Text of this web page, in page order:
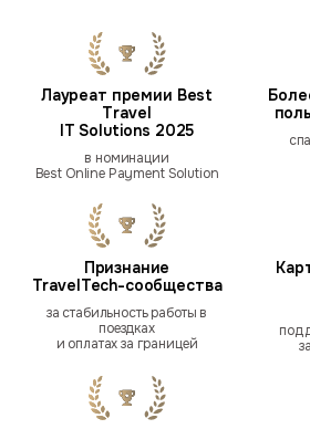
Лауреат премии Best
Travel
IT Solutions 2025
в номинации
Best Online Payment Solution
Признание
TravelTech-сообщества
за стабильность работы в
поездках
и оплатах за границей